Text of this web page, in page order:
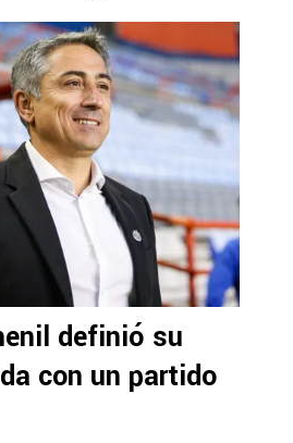
definió su
con un partido